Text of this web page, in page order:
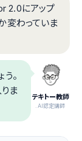
2.0にアップ
変わっていま
テキトー教師
.AI認定講師
。
ま